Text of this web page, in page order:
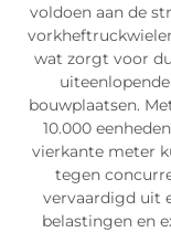
voldoen aan de
wat zorgt voor
bouwplaatsen.
10.000
vierkante meter
tegen
vervaardigd uit
belastingen en